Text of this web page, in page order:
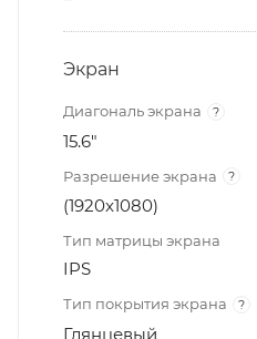
Экран
Диагональ экрана ?
15.6"
Разрешение экрана ?
(1920x1080)
Тип матрицы экрана
IPS
Тип покрытия экрана ?
Глянцевый